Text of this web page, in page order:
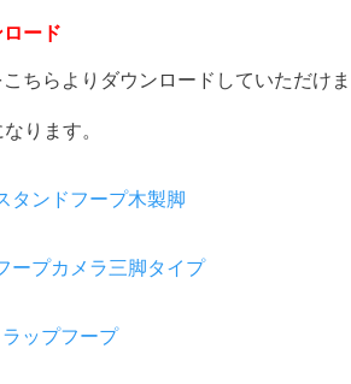
ード
ちらよりダウンロードしていただけま
ります。
タンドフープ木製脚
ープカメラ三脚タイプ
ラップフープ